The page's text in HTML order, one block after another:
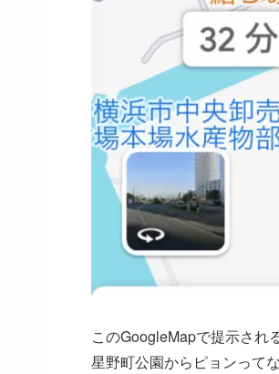
このGoogleMapで提示され
星野町公園からピョンって